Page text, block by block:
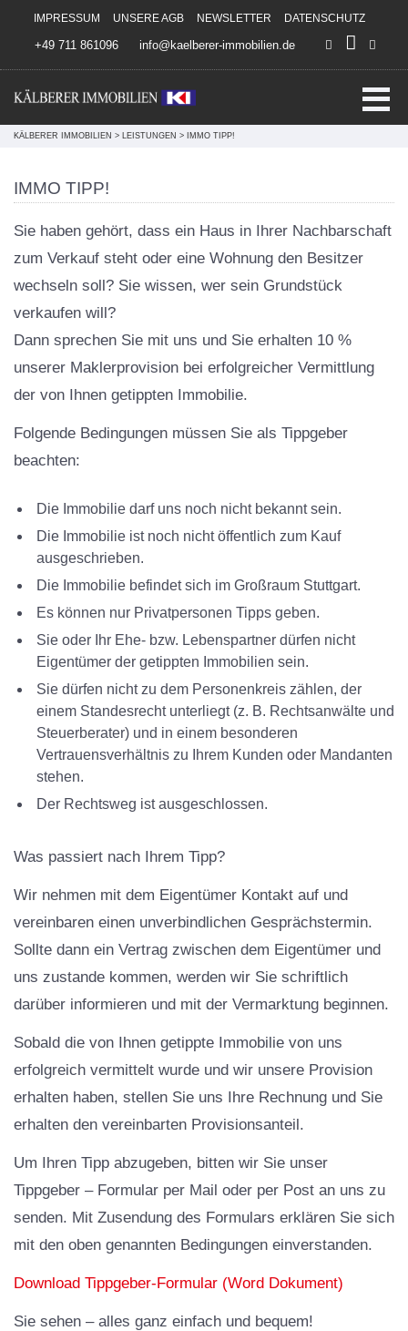
Direkt zum Inhalt springen
IMPRESSUM UNSERE AGB NEWSLETTER DATENSCHUTZ
+49 711 861096 info@kaelberer-immobilien.de
KÄLBERER IMMOBILIEN > LEISTUNGEN > IMMO TIPP!
IMMO TIPP!
Sie haben gehört, dass ein Haus in Ihrer Nachbarschaft
zum Verkauf steht oder eine Wohnung den Besitzer
wechseln soll? Sie wissen, wer sein Grundstück
verkaufen will?
Dann sprechen Sie mit uns und Sie erhalten 10 %
unserer Maklerprovision bei erfolgreicher Vermittlung
der von Ihnen getippten Immobilie.
Folgende Bedingungen müssen Sie als Tippgeber
beachten:
Die Immobilie darf uns noch nicht bekannt sein.
Die Immobilie ist noch nicht öffentlich zum Kauf
ausgeschrieben.
Die Immobilie befindet sich im Großraum Stuttgart.
Es können nur Privatpersonen Tipps geben.
Sie oder Ihr Ehe- bzw. Lebenspartner dürfen nicht
Eigentümer der getippten Immobilien sein.
Sie dürfen nicht zu dem Personenkreis zählen, der
einem Standesrecht unterliegt (z. B. Rechtsanwälte und
Steuerberater) und in einem besonderen
Vertrauensverhältnis zu Ihrem Kunden oder Mandanten
stehen.
Der Rechtsweg ist ausgeschlossen.
Was passiert nach Ihrem Tipp?
Wir nehmen mit dem Eigentümer Kontakt auf und
vereinbaren einen unverbindlichen Gesprächstermin.
Sollte dann ein Vertrag zwischen dem Eigentümer und
uns zustande kommen, werden wir Sie schriftlich
darüber informieren und mit der Vermarktung beginnen.
Sobald die von Ihnen getippte Immobilie von uns
erfolgreich vermittelt wurde und wir unsere Provision
erhalten haben, stellen Sie uns Ihre Rechnung und Sie
erhalten den vereinbarten Provisionsanteil.
Um Ihren Tipp abzugeben, bitten wir Sie unser
Tippgeber – Formular per Mail oder per Post an uns zu
senden. Mit Zusendung des Formulars erklären Sie sich
mit den oben genannten Bedingungen einverstanden.
Download Tippgeber-Formular (Word Dokument)
Sie sehen – alles ganz einfach und bequem!